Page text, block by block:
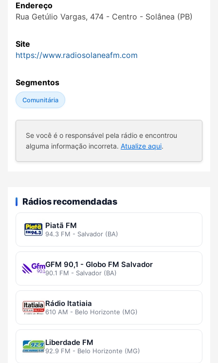
Endereço
Rua Getúlio Vargas, 474 - Centro - Solânea (PB)
Site
https://www.radiosolaneafm.com
Segmentos
Comunitária
Se você é o responsável pela rádio e encontrou
alguma informação incorreta. Atualize aqui.
Rádios recomendadas
Piatã FM
94.3 FM - Salvador (BA)
GFM 90,1 - Globo FM Salvador
90.1 FM - Salvador (BA)
Rádio Itatiaia
610 AM - Belo Horizonte (MG)
Liberdade FM
92.9 FM - Belo Horizonte (MG)